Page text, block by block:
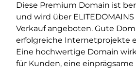
Diese Premium Domain ist
und wird über
Verkauf angeboten. Gute
erfolgreiche Internetprojekte
Eine hochwertige Domain
für Kunden, eine